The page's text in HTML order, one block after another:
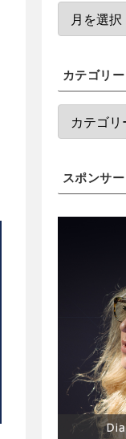
カテゴリー
スポンサー